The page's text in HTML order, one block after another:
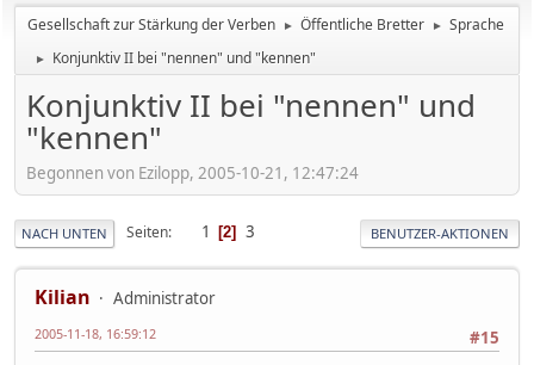
Gesellschaft zur Stärkung der Verben ► Öffentliche Bretter ► Sprache
► Konjunktiv II bei "nennen" und "kennen"
Konjunktiv II bei "nennen" und
"kennen"
Begonnen von Ezilopp, 2005-10-21, 12:47:24
NACH UNTEN Seiten 1 2 3 BENUTZER-AKTIONEN
Kilian
Administrator
#15
2005-11-18, 16:59:12